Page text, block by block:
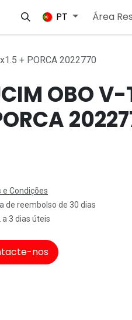
Empregos
PT Área
+ PORCA 2022770
OBO V-
e Condições
de reembolso de 30 dias
a 3 dias úteis
nos